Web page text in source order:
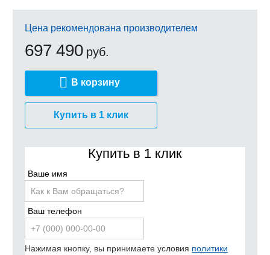
Цена рекомендована производителем
697 490руб.
В корзину
Купить в 1 клик
Купить в 1 клик
Ваше имя
Ваш телефон
Нажимая кнопку, вы принимаете условия политики